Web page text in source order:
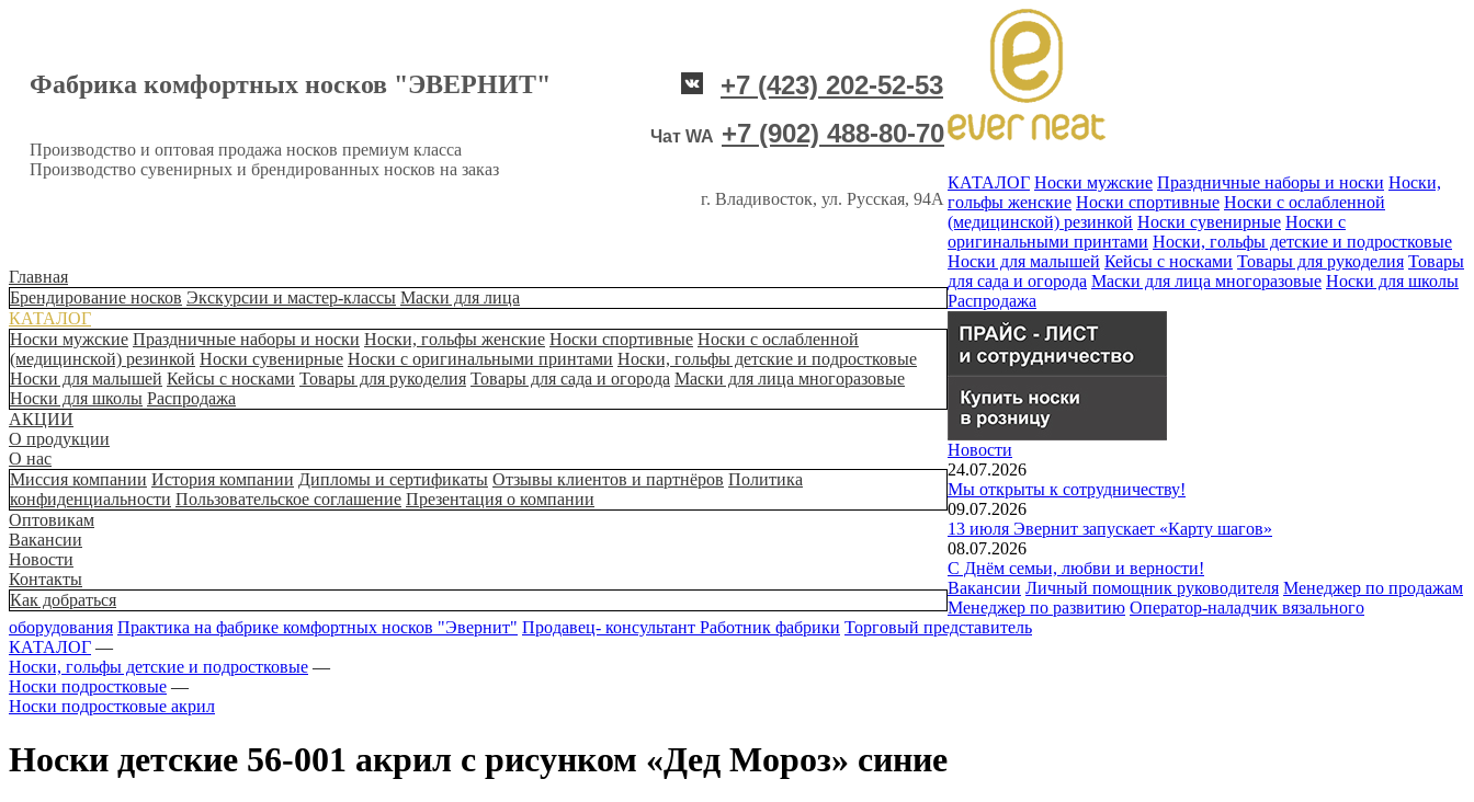
Фабрика комфортных носков "ЭВЕРНИТ"
Производство и оптовая продажа носков премиум класса
Производство сувенирных и брендированных носков на заказ
+7 (423) 202-52-53
Чат WA +7 (902) 488-80-70
г. Владивосток, ул. Русская, 94А
Главная
Брендирование носков Экскурсии и мастер-классы Маски для лица
КАТАЛОГ
Носки мужские Праздничные наборы и носки Носки, гольфы женские Носки спортивные Носки с ослабленной
(медицинской) резинкой Носки сувенирные Носки с оригинальными принтами Носки, гольфы детские и подростковые
Носки для малышей Кейсы с носками Товары для рукоделия Товары для сада и огорода Маски для лица многоразовые
Носки для школы Распродажа
АКЦИИ
О продукции
О нас
Миссия компании История компании Дипломы и сертификаты Отзывы клиентов и партнёров Политика
конфиденциальности Пользовательское соглашение Презентация о компании
Оптовикам
Вакансии
Новости
Контакты
Как добраться
КАТАЛОГ Носки мужские Праздничные наборы и носки Носки,
гольфы женские Носки спортивные Носки с ослабленной
(медицинской) резинкой Носки сувенирные Носки с
оригинальными принтами Носки, гольфы детские и подростковые
Носки для малышей Кейсы с носками Товары для рукоделия Товары
для сада и огорода Маски для лица многоразовые Носки для школы
Распродажа
Новости
24.07.2026
Мы открыты к сотрудничеству!
09.07.2026
13 июля Эвернит запускает «Карту шагов»
08.07.2026
С Днём семьи, любви и верности!
Вакансии Личный помощник руководителя Менеджер по продажам
Менеджер по развитию Оператор-наладчик вязального
оборудования Практика на фабрике комфортных носков "Эвернит" Продавец- консультант Работник фабрики Торговый представитель
КАТАЛОГ —
Носки, гольфы детские и подростковые —
Носки подростковые —
Носки подростковые акрил
Носки детские 56-001 акрил с рисунком «Дед Мороз» синие